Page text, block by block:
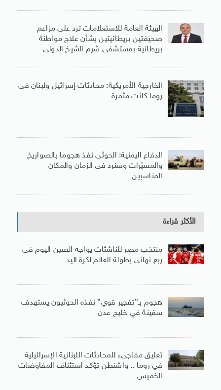
الهيئة العامة للاستعلامات ترد على مزاعم
صحيفتين بريطانيتين بشأن علاج مواطنة
بريطانية بمستشفى شرم الشيخ الدولى
الخارجية الأمريكية: محادثات إسرائيل ولبنان فى
روما كانت مثمرة
الدفاع اليمنية: الحوثى نفذ هجوما بالصواريخ
والمسيّرات وسنرد فى الزمان والمكان
المناسبين
الأكثر قراءة
منتخب مصر للناشئات يواجه الصين اليوم فى
ربع نهائى بطولة العالم لكرة اليد
هجوم بـ”تفجير قوي” نفذه الحوثيون يستهدف
سفينة في خليج عدن
تعليق مفاجىء للمحادثات اللبنانية الإسرائيلية
في روما .. واشنطن تؤكد استئناف المفاوضات
الخميس